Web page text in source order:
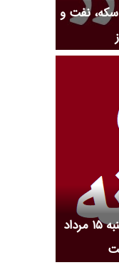
سکه، نفت و
فال روزانه واقعی امروز پنجشنبه ۱۵ مرداد